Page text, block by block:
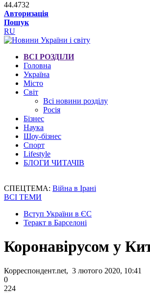
44.4732
Авторизація
Пошук
RU
ВСІ РОЗДІЛИ
Головна
Україна
Місто
Світ
Всі новини розділу
Росія
Бізнес
Наука
Шоу-бізнес
Спорт
Lifestyle
БЛОГИ ЧИТАЧІВ
СПЕЦТЕМА: Війна в Ірані
ВСІ ТЕМИ
Вступ України в ЄС
Теракт в Барселоні
Коронавірусом у
Корреспондент.net, 3 лютого 2020, 10:41
0
224